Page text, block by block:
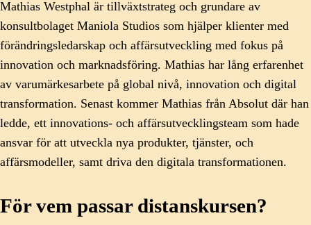
Mathias Westphal är tillväxtstrateg och grundare av
konsultbolaget Maniola Studios som hjälper klienter med
förändringsledarskap och affärsutveckling med fokus på
innovation och marknadsföring. Mathias har lång erfarenhet
av varumärkesarbete på global nivå, innovation och digital
transformation. Senast kommer Mathias från Absolut där han
ledde, ett innovations- och affärsutvecklingsteam som hade
ansvar för att utveckla nya produkter, tjänster, och
affärsmodeller, samt driva den digitala transformationen.
För vem passar distanskursen?